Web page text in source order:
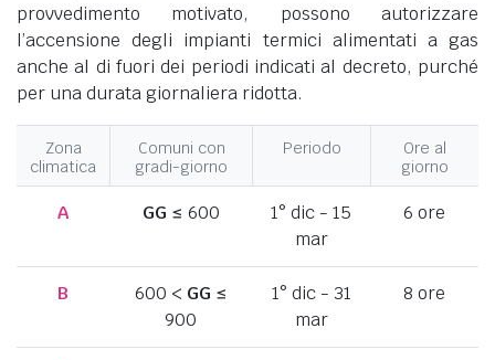
provvedimento motivato, possono autorizzare
l’accensione degli impianti termici alimentati a gas
anche al di fuori dei periodi indicati al decreto, purché
per una durata giornaliera ridotta.
Zona
climatica
Comuni con
gradi-giorno
Periodo
Ore al
giorno
A GG ≤ 600
1° dic - 15
mar
6 ore
B 600 < GG ≤
900
1° dic - 31
mar
8 ore